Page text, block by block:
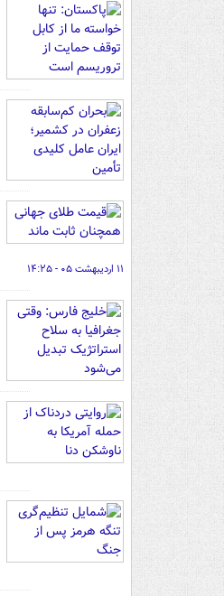
۱۱ اردیبهشت ۰۵ - ۱۴:۲۵